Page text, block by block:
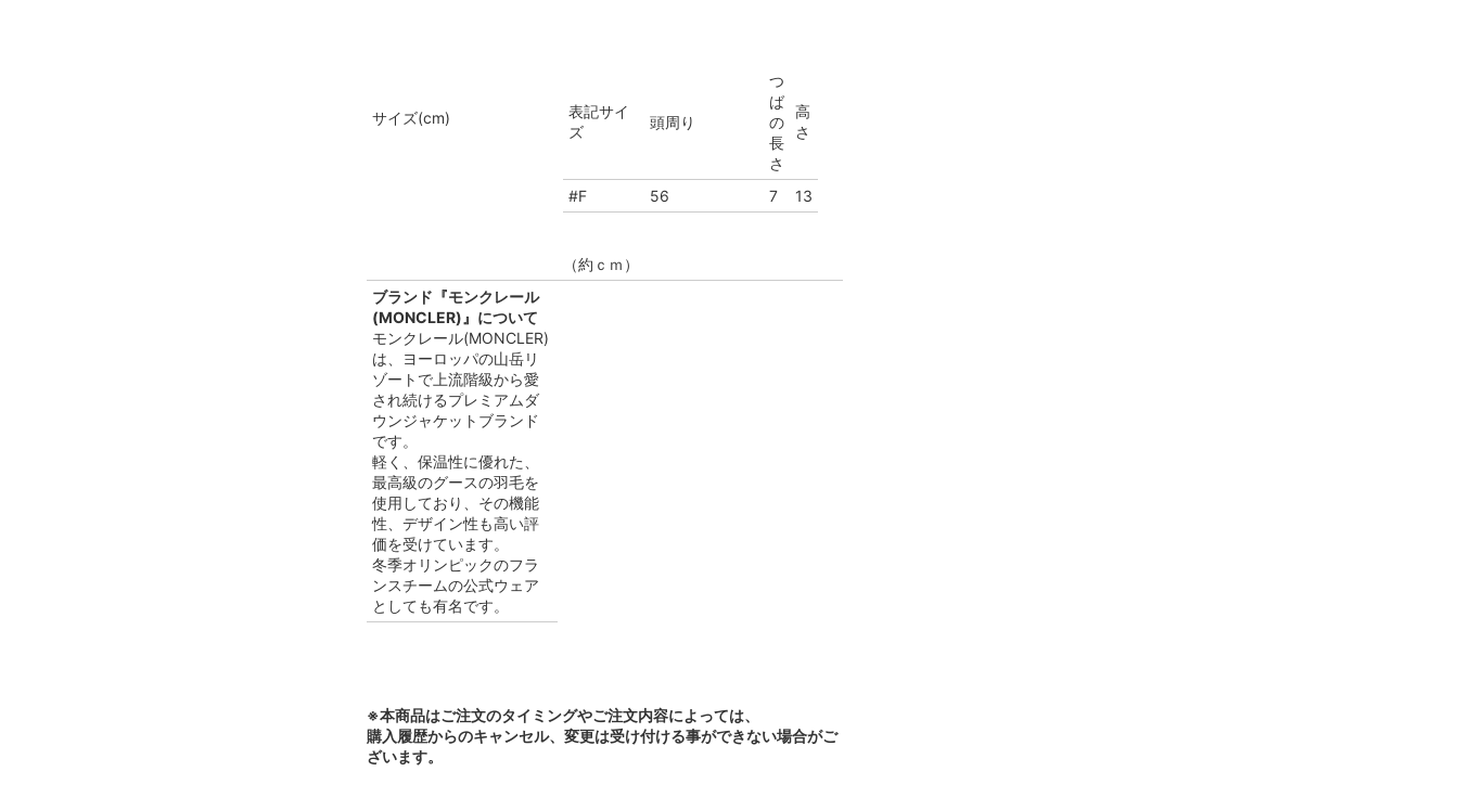
サイズ(cm)
表記サイ
ズ
頭周り
つ
ば
の
長
さ
高
さ
#F 56 7 13
（約ｃｍ）
ブランド『モンクレール
(MONCLER)』について
モンクレール(MONCLER)
は、ヨーロッパの山岳リ
ゾートで上流階級から愛
され続けるプレミアムダ
ウンジャケットブランド
です。
軽く、保温性に優れた、
最高級のグースの羽毛を
使用しており、その機能
性、デザイン性も高い評
価を受けています。
冬季オリンピックのフラ
ンスチームの公式ウェア
としても有名です。
※本商品はご注文のタイミングやご注文内容によっては、
購入履歴からのキャンセル、変更は受け付ける事ができない場合がご
ざいます。